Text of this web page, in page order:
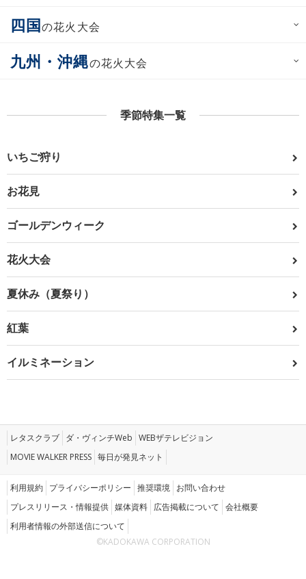
四国の花火大会
九州・沖縄の花火大会
季節特集一覧
いちご狩り
お花見
ゴールデンウィーク
花火大会
夏休み（夏祭り）
紅葉
イルミネーション
レタスクラブ ダ・ヴィンチWeb WEBザテレビジョン
MOVIE WALKER PRESS 毎日が発見ネット
利用規約 プライバシーポリシー 推奨環境 お問い合わせ
プレスリリース・情報提供 媒体資料 広告掲載について 会社概要
利用者情報の外部送信について
©KADOKAWA CORPORATION